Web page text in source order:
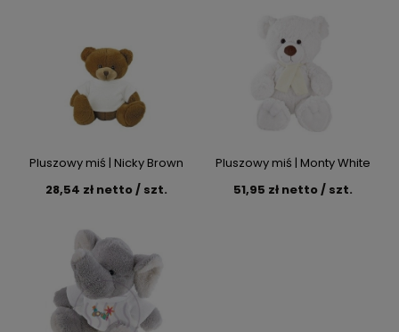
Pluszowy miś | Nicky Brown
28,54 zł netto / szt.
Pluszowy miś | Monty White
51,95 zł netto / szt.